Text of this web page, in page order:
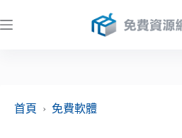
至
首頁
› 免費軟體